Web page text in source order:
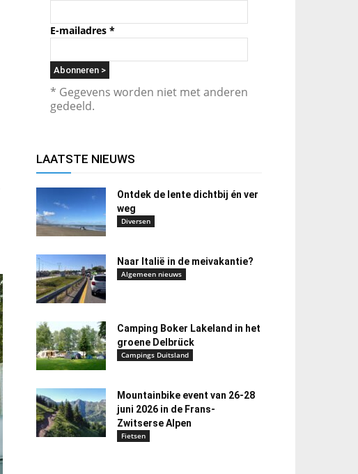
E-mailadres *
* Gegevens worden niet met anderen
gedeeld.
LAATSTE NIEUWS
Ontdek de lente dichtbij én ver
weg
Diversen
Naar Italië in de meivakantie?
Algemeen nieuws
Camping Boker Lakeland in het
groene Delbrück
Campings Duitsland
Mountainbike event van 26-28
juni 2026 in de Frans-
Zwitserse Alpen
Fietsen